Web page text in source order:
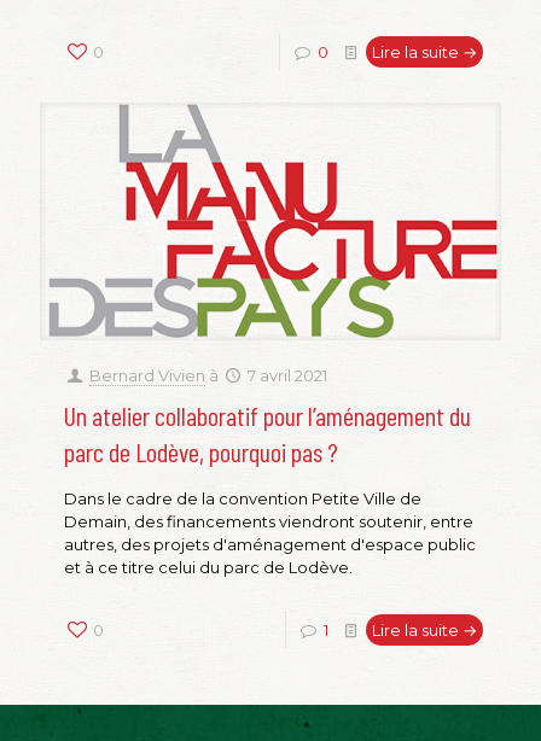
0 0 Lire la suite →
Bernard Vivien à 7 avril 2021
Un atelier collaboratif pour l’aménagement du
parc de Lodève, pourquoi pas ?
Dans le cadre de la convention Petite Ville de
Demain, des financements viendront soutenir, entre
autres, des projets d'aménagement d'espace public
et à ce titre celui du parc de Lodève.
0 1 Lire la suite →